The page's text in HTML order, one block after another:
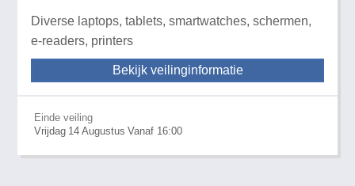
Diverse laptops, tablets, smartwatches, schermen,
e-readers, printers
Bekijk veilinginformatie
Einde veiling
Vrijdag 14 Augustus Vanaf 16:00